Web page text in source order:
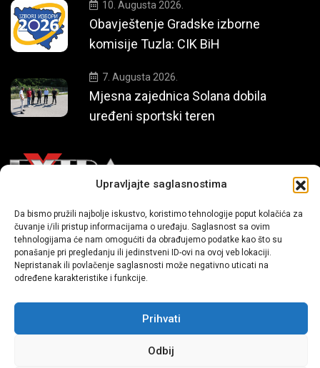
Upravljajte saglasnostima
Da bismo pružili najbolje iskustvo, koristimo tehnologije poput kolačića za
čuvanje i/ili pristup informacijama o uređaju. Saglasnost sa ovim
tehnologijama će nam omogućiti da obrađujemo podatke kao što su
ponašanje pri pregledanju ili jedinstveni ID-ovi na ovoj veb lokaciji.
Nepristanak ili povlačenje saglasnosti može negativno uticati na
određene karakteristike i funkcije.
Prihvati
Odbij
10. Augusta 2026.
Obavještenje Gradske izborne
komisije Tuzla: CIK BiH
7. Augusta 2026.
Mjesna zajednica Solana dobila
uređeni sportski teren
Mi smo moderni portal zabavnog karaktera koji donosi vijesti i
priče iz života, svijeta showbiza, lifestyle-a i popularne kulture.
Sva prava zadržana | extra.ba by profm.ba